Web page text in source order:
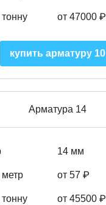
от 47000 ₽
купить арматуру 10
Арматура 14
14 мм
метр от 57 ₽
от 45500 ₽